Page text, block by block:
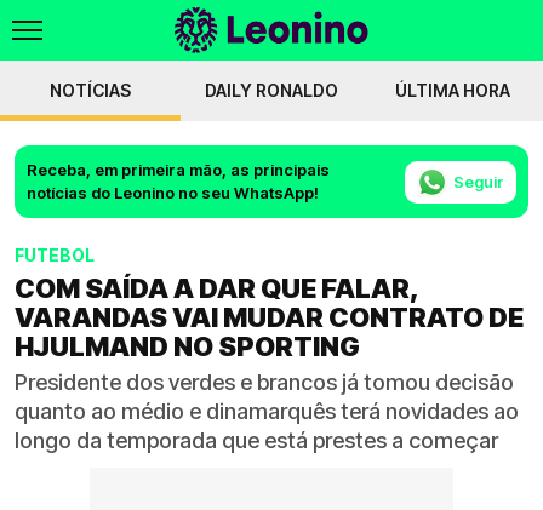
NOTÍCIAS DAILY RONALDO ÚLTIMA HORA
Receba, em primeira mão, as principais
notícias do Leonino no seu WhatsApp!
Seguir
FUTEBOL
COM SAÍDA A DAR QUE FALAR,
VARANDAS VAI MUDAR CONTRATO DE
HJULMAND NO SPORTING
Presidente dos verdes e brancos já tomou decisão
quanto ao médio e dinamarquês terá novidades ao
longo da temporada que está prestes a começar